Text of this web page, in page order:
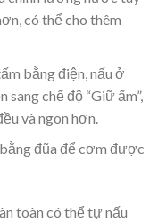
có thể cho thêm
bằng điện, nấu ở
sang chế độ “Giữ ấm”,
và ngon hơn.
đũa để cơm được
toàn có thể tự nấu